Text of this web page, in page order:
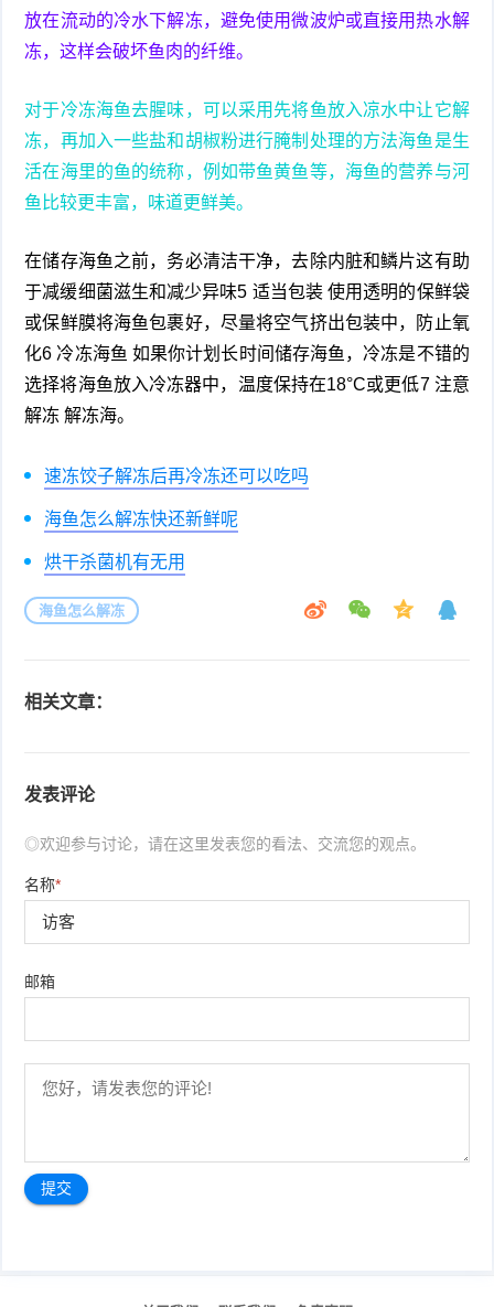
放在流动的冷水下解冻，避免使用微波炉或直接用热水解
冻，这样会破坏鱼肉的纤维。
对于冷冻海鱼去腥味，可以采用先将鱼放入凉水中让它解
冻，再加入一些盐和胡椒粉进行腌制处理的方法海鱼是生
活在海里的鱼的统称，例如带鱼黄鱼等，海鱼的营养与河
鱼比较更丰富，味道更鲜美。
在储存海鱼之前，务必清洁干净，去除内脏和鳞片这有助
于减缓细菌滋生和减少异味5 适当包装 使用透明的保鲜袋
或保鲜膜将海鱼包裹好，尽量将空气挤出包装中，防止氧
化6 冷冻海鱼 如果你计划长时间储存海鱼，冷冻是不错的
选择将海鱼放入冷冻器中，温度保持在18°C或更低7 注意
解冻 解冻海。
速冻饺子解冻后再冷冻还可以吃吗
海鱼怎么解冻快还新鲜呢
烘干杀菌机有无用
海鱼怎么解冻
相关文章：
发表评论
◎欢迎参与讨论，请在这里发表您的看法、交流您的观点。
名称*
邮箱